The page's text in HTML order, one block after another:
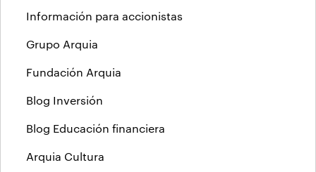
Información para accionistas
Grupo Arquia
Fundación Arquia
Blog Inversión
Blog Educación financiera
Arquia Cultura